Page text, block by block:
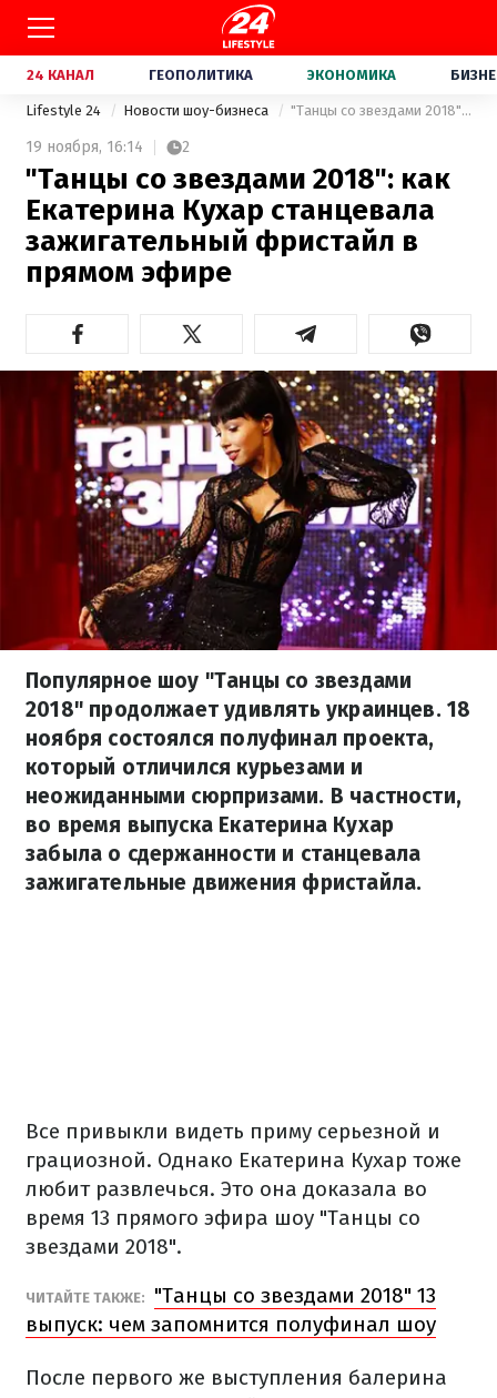
24 КАНАЛ ГЕОПОЛИТИКА ЭКОНОМИКА
Lifestyle 24 Новости шоу-бизнеса "Танцы со звездами 2018": как Екатерина Кухар станцевала зажигательный фристайл в прямом эфире
19 ноября, 16:14 2
"Танцы со звездами 2018": как
Екатерина Кухар станцевала
зажигательный фристайл в
прямом эфире
Популярное шоу "Танцы со звездами
2018" продолжает удивлять украинцев. 18
ноября состоялся полуфинал проекта,
который отличился курьезами и
неожиданными сюрпризами. В частности,
во время выпуска Екатерина Кухар
забыла о сдержанности и станцевала
зажигательные движения фристайла.
Все привыкли видеть приму серьезной и
грациозной. Однако Екатерина Кухар тоже
любит развлечься. Это она доказала во
время 13 прямого эфира шоу "Танцы со
звездами 2018".
ЧИТАЙТЕ ТАКЖЕ:
"Танцы со звездами 2018" 13
выпуск: чем запомнится полуфинал шоу
После первого же выступления балерина